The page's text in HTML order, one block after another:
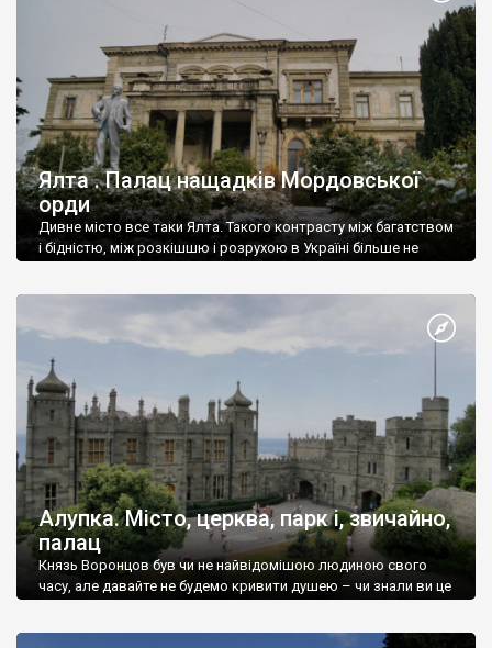
Ялта . Палац нащадків Мордовської
орди
Дивне місто все таки Ялта. Такого контрасту між багатством
і бідністю, між розкішшю і розрухою в Україні більше не
Алупка. Місто, церква, парк і, звичайно,
палац
Князь Воронцов був чи не найвідомішою людиною свого
часу, але давайте не будемо кривити душею – чи знали ви це